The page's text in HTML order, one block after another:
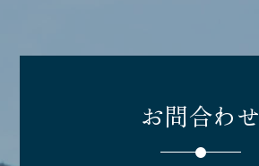
お問合わせ